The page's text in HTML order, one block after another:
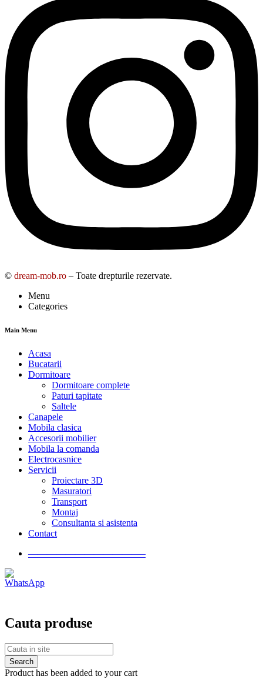
© dream-mob.ro – Toate drepturile rezervate.
Menu
Categories
Main Menu
Acasa
Bucatarii
Dormitoare
Dormitoare complete
Paturi tapitate
Saltele
Canapele
Mobila clasica
Accesorii mobilier
Mobila la comanda
Electrocasnice
Servicii
Proiectare 3D
Masuratori
Transport
Montaj
Consultanta si asistenta
Contact
————————————–
Cauta produse
Product has been added to your cart